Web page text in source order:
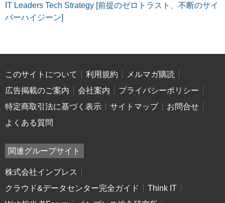
IT Leaders Tech Strategy [前提のゼロトラスト、不断のサイ
バーハイジーン]
このサイトについて 利用規約
メルマガ購読
広告掲載のご案内
会社案内
プライバシーポリシー
特定商取引法に基づく表示
サイトマップ
お問合せ
よくある質問
関連グループサイト
株式会社インプレス
クラウド&データセンター完全ガイド
Think IT